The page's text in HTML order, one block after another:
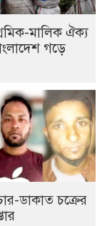
মালিক ঐক্য
গড়ে
ডাকাত চক্রের